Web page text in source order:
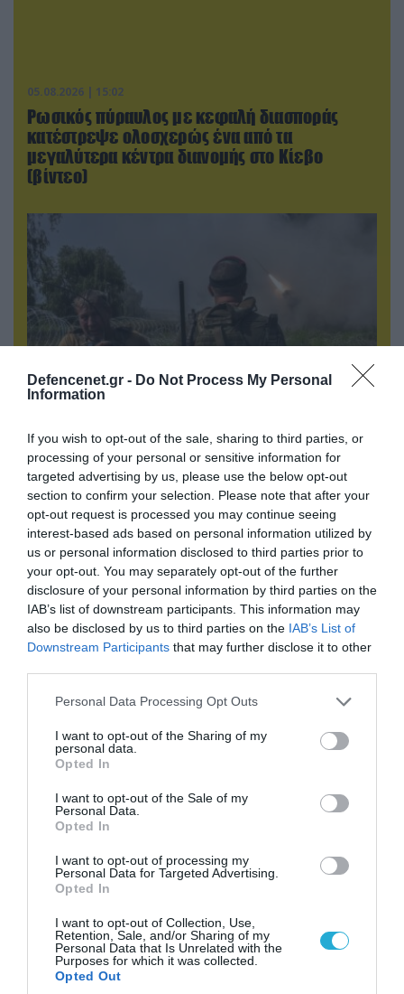
Defencenet.gr - Do Not Process My Personal
Information
If you wish to opt-out of the sale, sharing to third parties, or
processing of your personal or sensitive information for
targeted advertising by us, please use the below opt-out
section to confirm your selection. Please note that after your
opt-out request is processed you may continue seeing
interest-based ads based on personal information utilized by
us or personal information disclosed to third parties prior to
your opt-out. You may separately opt-out of the further
disclosure of your personal information by third parties on the
IAB’s list of downstream participants. This information may
also be disclosed by us to third parties on the IAB’s List of
Downstream Participants that may further disclose it to other
Please note that this website/app uses one or more Google
not limited to your visit or usage behaviour. You may click to
grant or deny consent to Google and its third-party tags to
use your data for below specified purposes in below Google
consent section.
Personal Data Processing Opt Outs
I want to opt-out of the Sharing of my
personal data.
Opted In
I want to opt-out of the Sale of my
Personal Data.
Opted In
I want to opt-out of processing my
Personal Data for Targeted Advertising.
Opted In
I want to opt-out of Collection, Use,
Retention, Sale, and/or Sharing of my
Personal Data that Is Unrelated with the
Purposes for which it was collected.
Opted Out
05.08.2026 | 15:02
Ρωσικός πύραυλος με κεφαλή διασποράς
κατέστρεψε ολοσχερώς ένα από τα
μεγαλύτερα κέντρα διανομής στο Κίεβο
(βίντεο)
05.08.2026 | 22:02
Αδειάζουν το Κραματόρσκ οι Ουκρανοί:
Έκτακτη εκκένωση στην πόλη μετά την
αιφνιδιαστική προώθηση των Ρώσων (βίντεο)
ΠΟΛΙΤΙΚΗ
06.08.2026 | 14:02
Αθήνα: Απομακρύνθηκαν παράνομα
αντικείμενα από κοινόχρηστους χώρους